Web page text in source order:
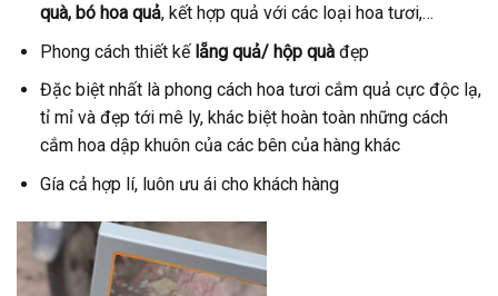
quà, bó hoa quả, kết hợp quả với các loại hoa tươi,…
Phong cách thiết kếlẵng quả/ hộp quàđẹp
Đặc biệt nhất là phong cách hoa tươi cắm quả cực độc lạ,
tỉ mỉ và đẹp tới mê ly, khác biệt hoàn toàn những cách
cắm hoa dập khuôn của các bên của hàng khác
Gía cả hợp lí, luôn ưu ái cho khách hàng